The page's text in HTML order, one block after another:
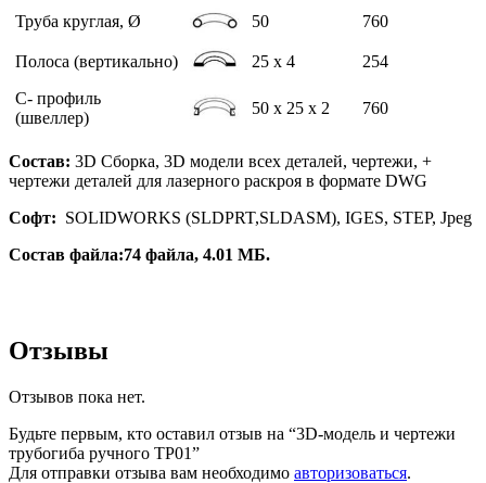
Труба круглая, Ø 50 760
Полоса (вертикально) 25 х 4
254
С- профиль
(швеллер)
50 х 25 х 2 760
Состав: 3D Сборка, 3D модели всех деталей, чертежи, +
чертежи деталей для лазерного раскроя в формате DWG
Софт: SOLIDWORKS (SLDPRT,SLDASM), IGES, STEP, Jpeg
Состав файла:74 файла, 4.01 МБ.
Отзывы
Отзывов пока нет.
Будьте первым, кто оставил отзыв на “3D-модель и чертежи
трубогиба ручного ТР01”
Для отправки отзыва вам необходимо авторизоваться.